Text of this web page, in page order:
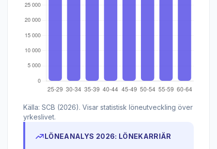
Källa: SCB (2026). Visar statistisk löneutveckling över
yrkeslivet.
LÖNEANALYS 2026: LÖNEKARRIÄR